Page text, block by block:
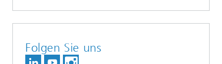
Folgen Sie uns